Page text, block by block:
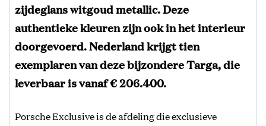
zijdeglans witgoud metallic. Deze
authentieke kleuren zijn ook in het interieur
doorgevoerd. Nederland krijgt tien
exemplaren van deze bijzondere Targa, die
leverbaar is vanaf€ 206.400.
Porsche Exclusive is de afdeling die exclusieve